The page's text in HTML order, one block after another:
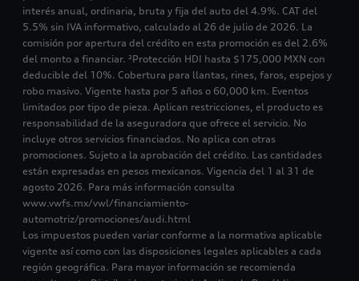
interés anual, ordinaria, bruta y fija del auto del 4.9%. CAT del
5.5% sin IVA informativo, calculado al 26 de julio de 2026. La
comisión por apertura del crédito en esta promoción es del 2.6%
del monto a financiar. ²Protección HDI hasta $175,000 MXN con
deducible del 10%. Cobertura para llantas, rines, faros, espejos y
robo masivo. Vigente hasta por 5 años o 60,000 km. Eventos
limitados por tipo de pieza. Aplican restricciones, el producto es
responsabilidad de la aseguradora que ofrece el servicio. No
incluye otros servicios financiados. No aplica con otras
promociones. Sujeto a la aprobación del crédito. Las cantidades
están expresadas en pesos mexicanos. Vigencia del 1 al 31 de
agosto 2026. Para más información consulta
www.vwfs.mx/vwl/financiamiento-
automotriz/promociones/audi.html
Los impuestos pueden variar conforme a la normativa aplicable
vigente así como con las disposiciones legales aplicables a cada
región geográfica. Para mayor información se recomienda